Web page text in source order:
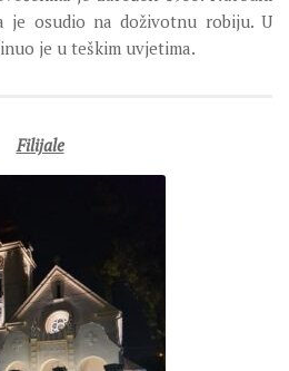
je osudio na doživotnu robiju. U
je u teškim uvjetima.
Filijale